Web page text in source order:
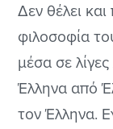
Δεν θέλει
φιλοσοφία
μέσα σε
Έλληνα από
τον Έλληνα.